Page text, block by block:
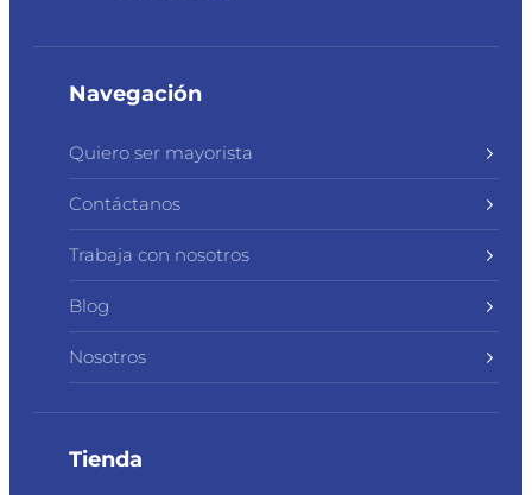
Navegación
Quiero ser mayorista
Contáctanos
Trabaja con nosotros
Blog
Nosotros
Tienda